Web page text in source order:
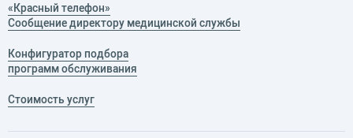
«Красный телефон»
Сообщение директору медицинской службы
Конфигуратор подбора
программ обслуживания
Стоимость услуг